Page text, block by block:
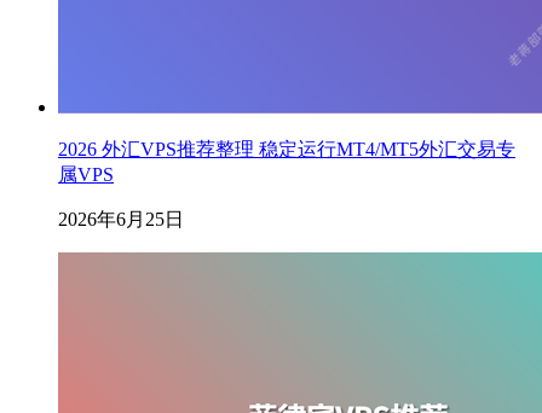
2026 外汇VPS推荐整理 稳定运行MT4/MT5外汇交易专
属VPS
2026年6月25日